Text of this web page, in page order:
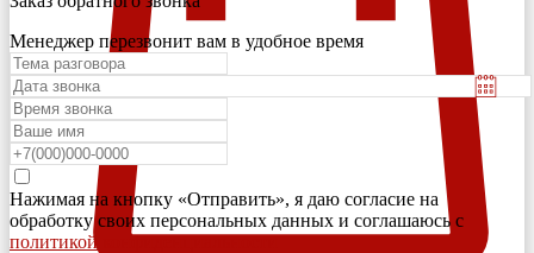
Менеджер перезвонит вам в удобное время
Нажимая на кнопку «Отправить», я даю согласие на
обработку своих персональных данных и соглашаюсь с
политикой конфиденциальности